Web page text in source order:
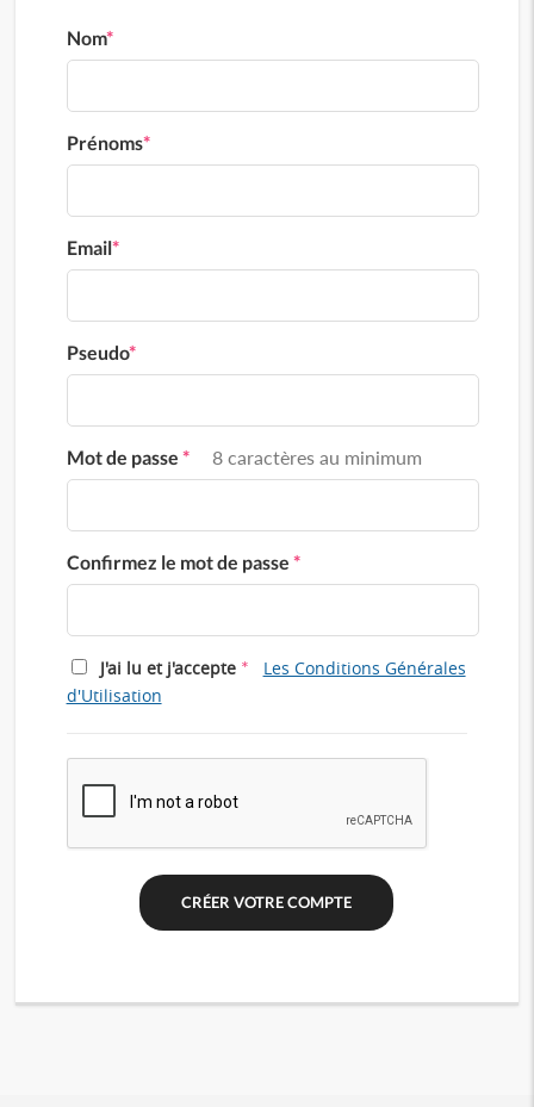
Nom*
Prénoms*
Email*
Pseudo*
Mot de passe * 8 caractères au minimum
Confirmez le mot de passe *
J'ai lu et j'accepte *
Les Conditions Générales
d'Utilisation